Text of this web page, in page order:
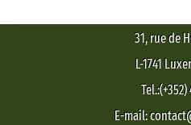
31, rue de
L-1741
Tel.:(+352)
E-mail: